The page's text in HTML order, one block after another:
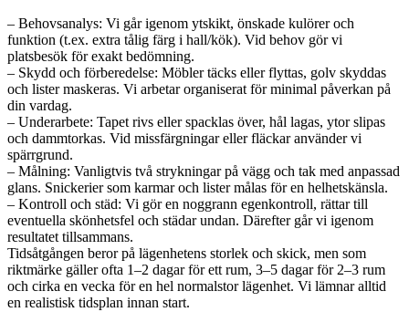
– Behovsanalys: Vi går igenom ytskikt, önskade kulörer och
funktion (t.ex. extra tålig färg i hall/kök). Vid behov gör vi
platsbesök för exakt bedömning.
– Skydd och förberedelse: Möbler täcks eller flyttas, golv skyddas
och lister maskeras. Vi arbetar organiserat för minimal påverkan på
din vardag.
– Underarbete: Tapet rivs eller spacklas över, hål lagas, ytor slipas
och dammtorkas. Vid missfärgningar eller fläckar använder vi
spärrgrund.
– Målning: Vanligtvis två strykningar på vägg och tak med anpassad
glans. Snickerier som karmar och lister målas för en helhetskänsla.
– Kontroll och städ: Vi gör en noggrann egenkontroll, rättar till
eventuella skönhetsfel och städar undan. Därefter går vi igenom
resultatet tillsammans.
Tidsåtgången beror på lägenhetens storlek och skick, men som
riktmärke gäller ofta 1–2 dagar för ett rum, 3–5 dagar för 2–3 rum
och cirka en vecka för en hel normalstor lägenhet. Vi lämnar alltid
en realistisk tidsplan innan start.